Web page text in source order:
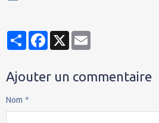
PartagerFacebook
X
Ajouter un commentaire
Nom